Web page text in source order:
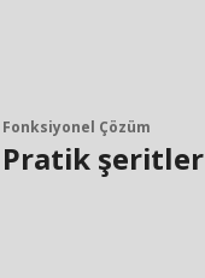
Fonksiyonel Çözüm
Pratik şeritler